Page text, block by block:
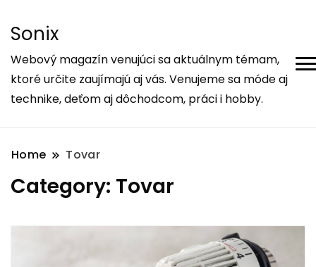
Sonix
Webový magazín venujúci sa aktuálnym témam,
ktoré určite zaujímajú aj vás. Venujeme sa móde aj
technike, deťom aj dôchodcom, práci i hobby.
Home Tovar
Category: Tovar